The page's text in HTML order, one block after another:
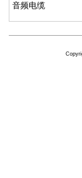
音频电缆